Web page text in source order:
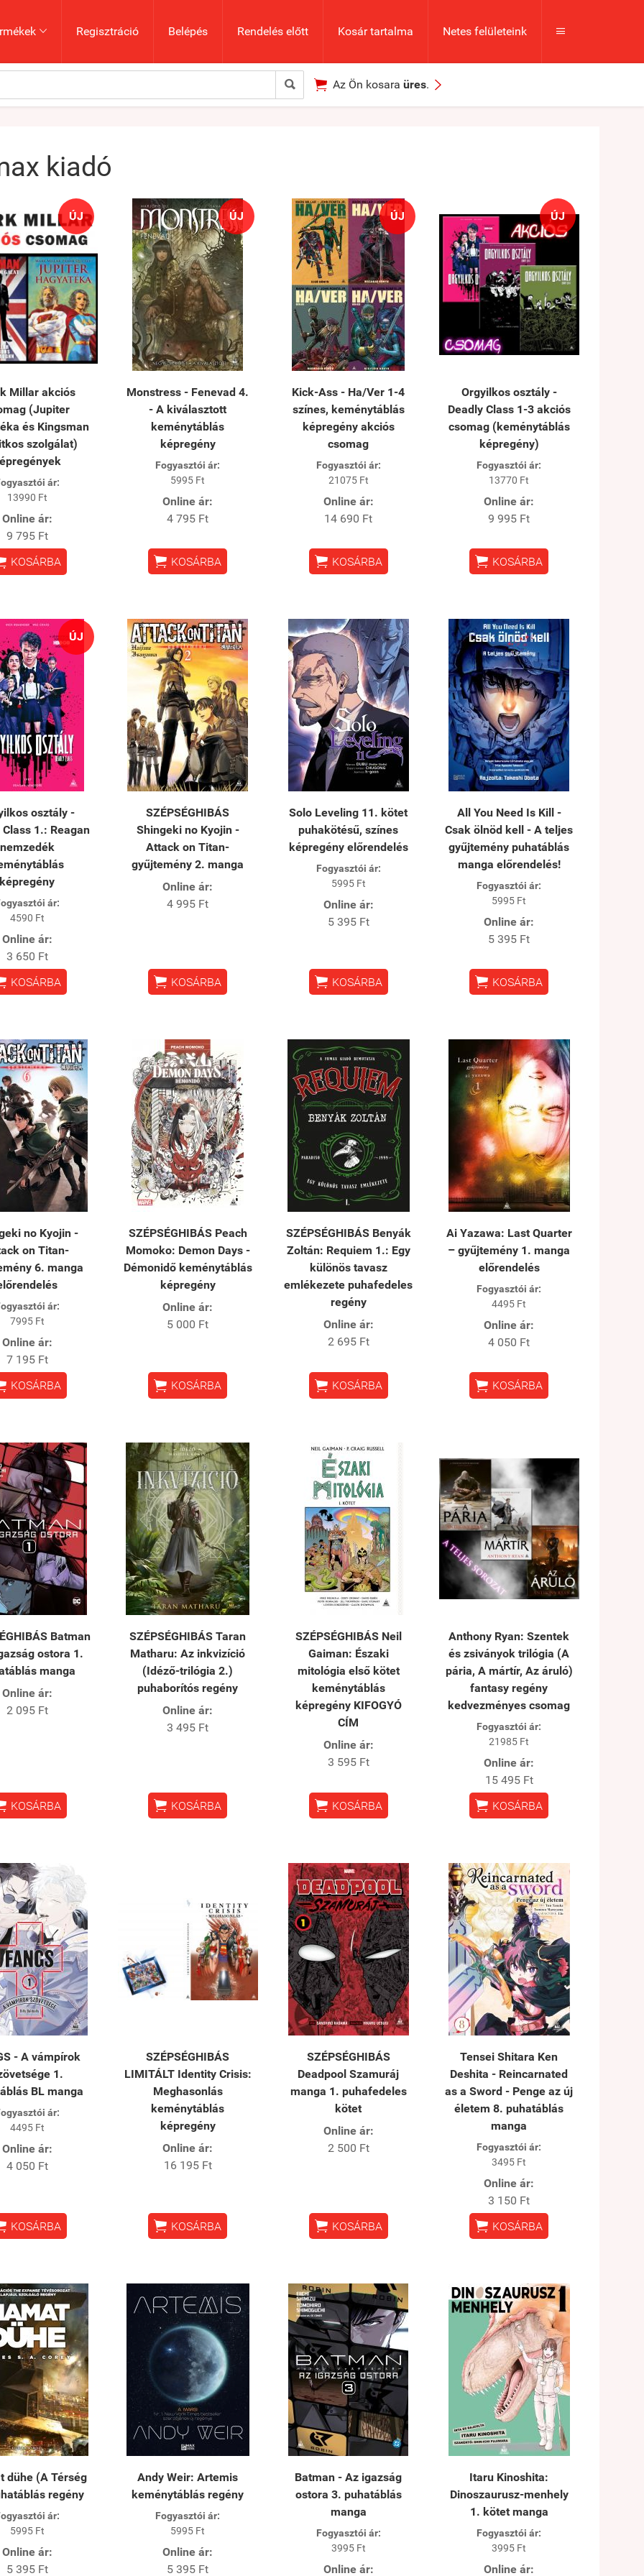
 Regisztráció Belépés Rendelés előtt Kosár tartalma Netes felületeink 
  Az Ön kosara üres. 
kiadó
ÚJ
Millar akciós
(Jupiter
és Kingsman
szolgálat)
ár:
13990 Ft
Online ár:
9 795 Ft
KOSÁRBA
ÚJ
Monstress - Fenevad 4.
- A kiválasztott
keménytáblás
képregény
Fogyasztói ár:
5995 Ft
Online ár:
4 795 Ft
 KOSÁRBA
ÚJ
Kick-Ass - Ha/Ver 1-4
színes, keménytáblás
képregény akciós
csomag
Fogyasztói ár:
21075 Ft
Online ár:
14 690 Ft
 KOSÁRBA
ÚJ
Orgyilkos osztály -
Deadly Class 1-3 akciós
csomag (keménytáblás
képregény)
Fogyasztói ár:
13770 Ft
Online ár:
9 995 Ft
 KOSÁRBA
ÚJ
osztály -
1.: Reagan
nemzedék
képregény
ár:
4590 Ft
Online ár:
3 650 Ft
KOSÁRBA
SZÉPSÉGHIBÁS
Shingeki no Kyojin -
Attack on Titan-
gyűjtemény 2. manga
Online ár:
4 995 Ft
 KOSÁRBA
Solo Leveling 11. kötet
puhakötésű, színes
képregény előrendelés
Fogyasztói ár:
5995 Ft
Online ár:
5 395 Ft
 KOSÁRBA
All You Need Is Kill -
Csak ölnöd kell - A teljes
gyűjtemény puhatáblás
manga előrendelés!
Fogyasztói ár:
5995 Ft
Online ár:
5 395 Ft
 KOSÁRBA
no Kyojin -
on Titan-
6. manga
ár:
7995 Ft
Online ár:
7 195 Ft
KOSÁRBA
SZÉPSÉGHIBÁS Peach
Momoko: Demon Days -
Démonidő keménytáblás
képregény
Online ár:
5 000 Ft
 KOSÁRBA
SZÉPSÉGHIBÁS Benyák
Zoltán: Requiem 1.: Egy
különös tavasz
emlékezete puhafedeles
regény
Online ár:
2 695 Ft
 KOSÁRBA
Ai Yazawa: Last Quarter
– gyűjtemény 1. manga
előrendelés
Fogyasztói ár:
4495 Ft
Online ár:
4 050 Ft
 KOSÁRBA
Batman
ostora 1.
manga
Online ár:
2 095 Ft
KOSÁRBA
SZÉPSÉGHIBÁS Taran
Matharu: Az inkvizíció
(Idéző-trilógia 2.)
puhaborítós regény
Online ár:
3 495 Ft
 KOSÁRBA
SZÉPSÉGHIBÁS Neil
Gaiman: Északi
mitológia első kötet
keménytáblás
képregény KIFOGYÓ
CÍM
Online ár:
3 595 Ft
 KOSÁRBA
Anthony Ryan: Szentek
és zsiványok trilógia (A
pária, A mártír, Az áruló)
fantasy regény
kedvezményes csomag
Fogyasztói ár:
21985 Ft
Online ár:
15 495 Ft
 KOSÁRBA
- A vámpírok
1.
BL manga
ár:
4495 Ft
Online ár:
4 050 Ft
KOSÁRBA
SZÉPSÉGHIBÁS
LIMITÁLT Identity Crisis:
Meghasonlás
keménytáblás
képregény
Online ár:
16 195 Ft
 KOSÁRBA
SZÉPSÉGHIBÁS
Deadpool Szamuráj
manga 1. puhafedeles
kötet
Online ár:
2 500 Ft
 KOSÁRBA
Tensei Shitara Ken
Deshita - Reincarnated
as a Sword - Penge az új
életem 8. puhatáblás
manga
Fogyasztói ár:
3495 Ft
Online ár:
3 150 Ft
 KOSÁRBA
dühe (A Térség
regény
ár:
5995 Ft
Online ár:
5 395 Ft
Andy Weir: Artemis
keménytáblás regény
Fogyasztói ár:
5995 Ft
Online ár:
5 395 Ft
Batman - Az igazság
ostora 3. puhatáblás
manga
Fogyasztói ár:
3995 Ft
Online ár:
Itaru Kinoshita:
Dinoszaurusz-menhely
1. kötet manga
Fogyasztói ár:
3995 Ft
Online ár: